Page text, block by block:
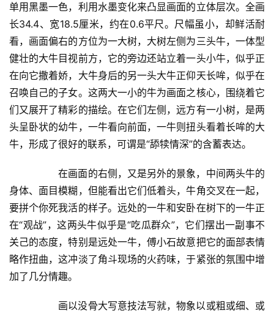
首
页
艺
坛
快
讯
法
征
稿
学
术
单用黑墨一色，利用水墨变化来凸显画面的立体层次。全画
长34.4、宽18.5厘米，约在0.6平尺。尺幅虽小，却鲜活耐
看，画面偏右的方位为一大树，大树左侧为三头牛，一体型
健壮的大牛目视前方，它的旁边还站立着一头小牛，似乎正
在向它撒着娇，大牛身后的另一头大牛正仰天长哞，似乎在
召唤自己的子女。这两大一小的牛为画面之核心，围绕着它
们又展开了精彩的描绘。在它们左侧，远方有一小树，是两
头呈卧状的幼牛，一牛看向前面，一牛则扭头看着长哞的大
牛，形成了很好的联系，可谓是“舔犊情深”的含蓄表达。
身体、面目模糊，但能看出它们低着头，牛角交叉在一起，
要拼个你死我活的样子。远处的一牛和安卧在树下的一牛正
在“观战”，这两头牛似乎是“吃瓜群众”，它们摆出一副事不
关己的态度，特别是远处一牛，傅小石故意把它的面部表情
略作扭曲，这冲淡了角斗现场的火药味，于紧张的氛围中增
加了几分情趣。